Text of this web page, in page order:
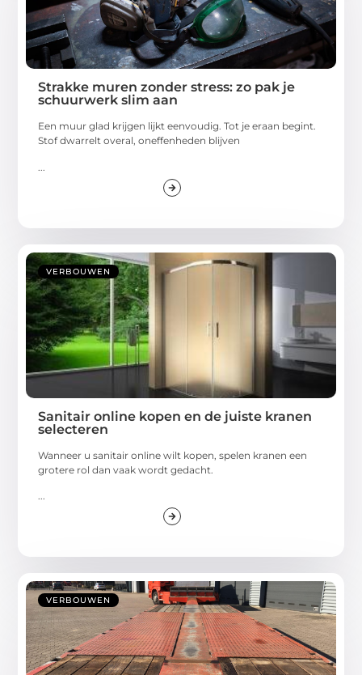
Strakke muren zonder stress: zo pak je
schuurwerk slim aan
Een muur glad krijgen lijkt eenvoudig. Tot je eraan begint.
Stof dwarrelt overal, oneffenheden blijven
VERBOUWEN
Sanitair online kopen en de juiste kranen
selecteren
Wanneer u sanitair online wilt kopen, spelen kranen een
grotere rol dan vaak wordt gedacht.
VERBOUWEN